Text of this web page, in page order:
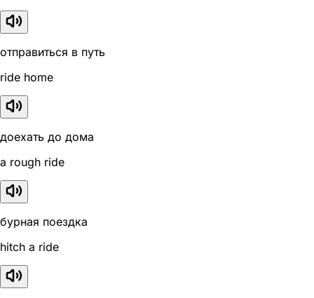
отправиться в путь
ride home
доехать до дома
a rough ride
бурная поездка
hitch a ride